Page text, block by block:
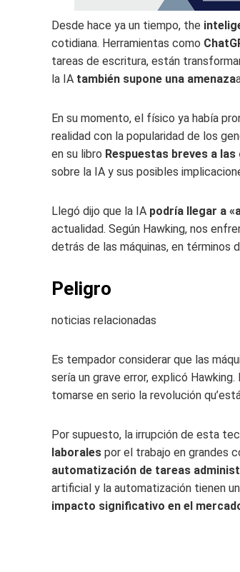
Desde hace ya un tiempo, the
cotidiana. Herramientas como
tareas de escritura, están
la IA también supone una amenaza
En su momento, el físico ya había
realidad con la popularidad de los
en su libro Respuestas breves a
sobre la IA y sus posibles
Llegó dijo que la IA podría llegar a
actualidad. Según Hawking, nos
detrás de las máquinas, en términos
Peligro
noticias relacionadas
Es tempador considerar que las
sería un grave error, explicó
tomarse en serio la revolución
Por supuesto, la irrupción de esta
laborales por el trabajo en grandes
automatización de tareas
artificial y la automatización tienen
impacto significativo en el